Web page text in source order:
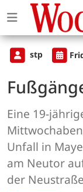
stp
Eine 19-
Unfall in
am Neutor
der